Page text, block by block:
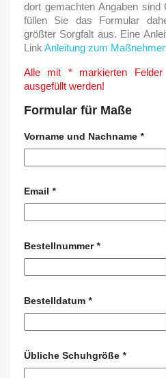
dort gemachten Angaben sind
füllen Sie das Formular
größter Sorgfalt aus. Eine
Link Anleitung zum
Alle mit * markierten
ausgefüllt werden!
Formular für Maße
Vorname und Nachname *
Email *
Bestellnummer*
Bestelldatum *
Übliche Schuhgröße *